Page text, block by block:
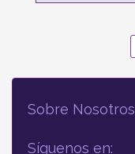
Sobre Nosotros
Síguenos en: